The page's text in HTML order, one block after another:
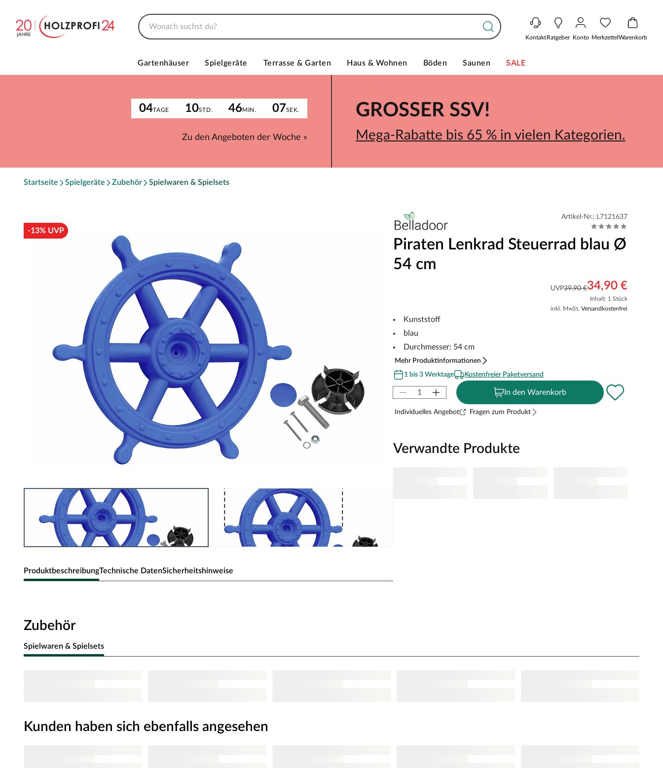
KontaktRatgeber Konto MerkzettelWarenkorb
Gartenhäuser Spielgeräte Terrasse & Garten Haus & Wohnen Böden Saunen SALE
04TAGE 10STD. 46MIN. 07SEK.
Zu den Angeboten der Woche »
GROSSER SSV!
Mega-Rabatte bis 65 % in vielen Kategorien.
Startseite Spielgeräte Zubehör Spielwaren & Spielsets
-13% UVP
ProduktbeschreibungTechnische DatenSicherheitshinweise
Schönes Zubehör für Ihre Spielhaus
Phantasievolles Spielen
Mit diesem roten Lenkrad aus Kunststoff verwandelt sich das Spielgerät ganz schnell in ein Piratenschiff und der
Artikel-Nr.: L7121637
Piraten Lenkrad Steuerrad blau Ø
54 cm
UVP39,90 €34,90 €
Inhalt: 1 Stück
inkl. MwSt. Versandkostenfrei
Kunststoff
blau
Durchmesser: 54 cm
Mehr Produktinformationen
1 bis 3 Werktage
Kostenfreier Paketversand
In den Warenkorb
Individuelles Angebot Fragen zum Produkt
Verwandte Produkte
Zubehör
Spielwaren & Spielsets
Kunden haben sich ebenfalls angesehen